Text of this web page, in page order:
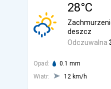
28°C
Odczuwalna
deszcz
Opad: 0.1 mm
Wiatr:
12 km/h